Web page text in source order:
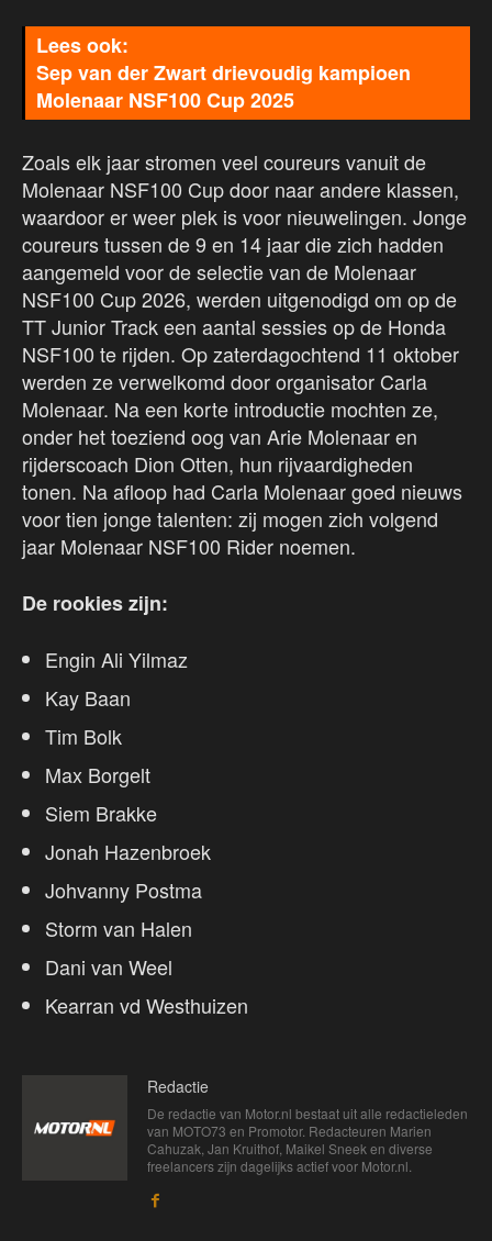
Sep van der Zwart drievoudig kampioen
Molenaar NSF100 Cup 2025
Zoals elk jaar stromen veel coureurs vanuit de
Molenaar NSF100 Cup door naar andere klassen,
waardoor er weer plek is voor nieuwelingen. Jonge
coureurs tussen de 9 en 14 jaar die zich hadden
aangemeld voor de selectie van de Molenaar
NSF100 Cup 2026, werden uitgenodigd om op de
TT Junior Track een aantal sessies op de Honda
NSF100 te rijden. Op zaterdagochtend 11 oktober
werden ze verwelkomd door organisator Carla
Molenaar. Na een korte introductie mochten ze,
onder het toeziend oog van Arie Molenaar en
rijderscoach Dion Otten, hun rijvaardigheden
tonen. Na afloop had Carla Molenaar goed nieuws
voor tien jonge talenten: zij mogen zich volgend
jaar Molenaar NSF100 Rider noemen.
De rookies zijn:
Engin Ali Yilmaz
Kay Baan
Tim Bolk
Max Borgelt
Siem Brakke
Jonah Hazenbroek
Johvanny Postma
Storm van Halen
Dani van Weel
Kearran vd Westhuizen
Redactie
De redactie van Motor.nl bestaat uit alle redactieleden
van MOTO73 en Promotor. Redacteuren Marien
Cahuzak, Jan Kruithof, Maikel Sneek en diverse
freelancers zijn dagelijks actief voor Motor.nl.